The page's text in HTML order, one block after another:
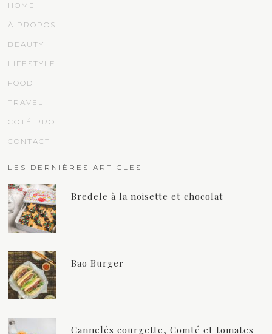
HOME
À PROPOS
BEAUTY
LIFESTYLE
FOOD
TRAVEL
COTÉ PRO
CONTACT
LES DERNIÈRES ARTICLES
Bredele à la noisette et chocolat
Bao Burger
Cannelés courgette, Comté et tomates